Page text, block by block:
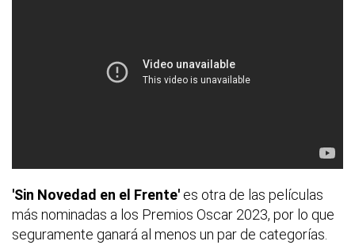
'Sin Novedad en el Frente' es otra de las películas
más nominadas a los Premios Oscar 2023, por lo que
seguramente ganará al menos un par de categorías.